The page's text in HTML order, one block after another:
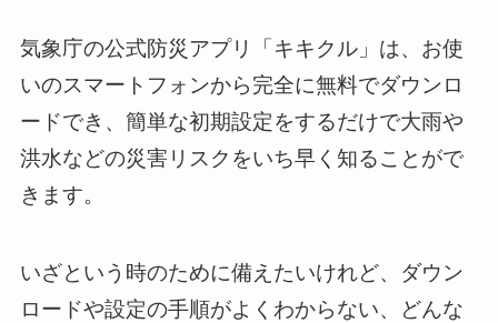
気象庁の公式防災アプリ「キキクル」は、お使
いのスマートフォンから完全に無料でダウンロ
ードでき、簡単な初期設定をするだけで大雨や
洪水などの災害リスクをいち早く知ることがで
きます。
いざという時のために備えたいけれど、ダウン
ロードや設定の手順がよくわからない、どんな